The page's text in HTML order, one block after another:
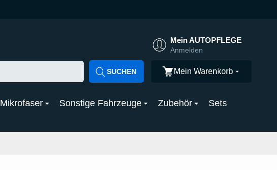
Mein AUTOPFLEGE
Anmelden
SUCHEN Mein Warenkorb
Mikrofaser Sonstige Fahrzeuge Zubehör
Sets